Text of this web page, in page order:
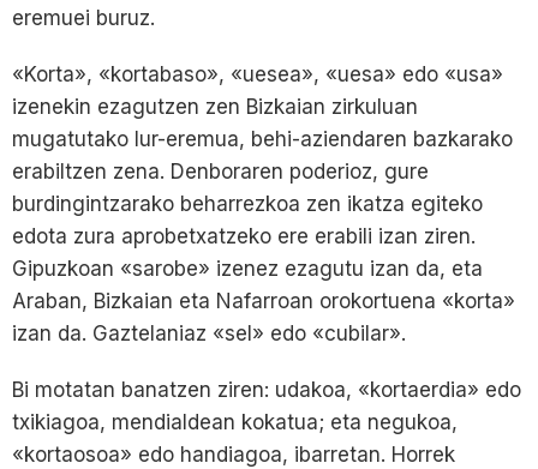
eremuei buruz.
«Korta», «kortabaso», «uesea», «uesa» edo «usa»
izenekin ezagutzen zen Bizkaian zirkuluan
mugatutako lur-eremua, behi-aziendaren bazkarako
erabiltzen zena. Denboraren poderioz, gure
burdingintzarako beharrezkoa zen ikatza egiteko
edota zura aprobetxatzeko ere erabili izan ziren.
Gipuzkoan «sarobe» izenez ezagutu izan da, eta
Araban, Bizkaian eta Nafarroan orokortuena «korta»
izan da. Gaztelaniaz «sel» edo «cubilar».
Bi motatan banatzen ziren: udakoa, «kortaerdia» edo
txikiagoa, mendialdean kokatua; eta negukoa,
«kortaosoa» edo handiagoa, ibarretan. Horrek